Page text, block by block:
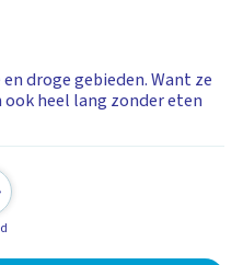
droge gebieden. Want ze
heel lang zonder eten